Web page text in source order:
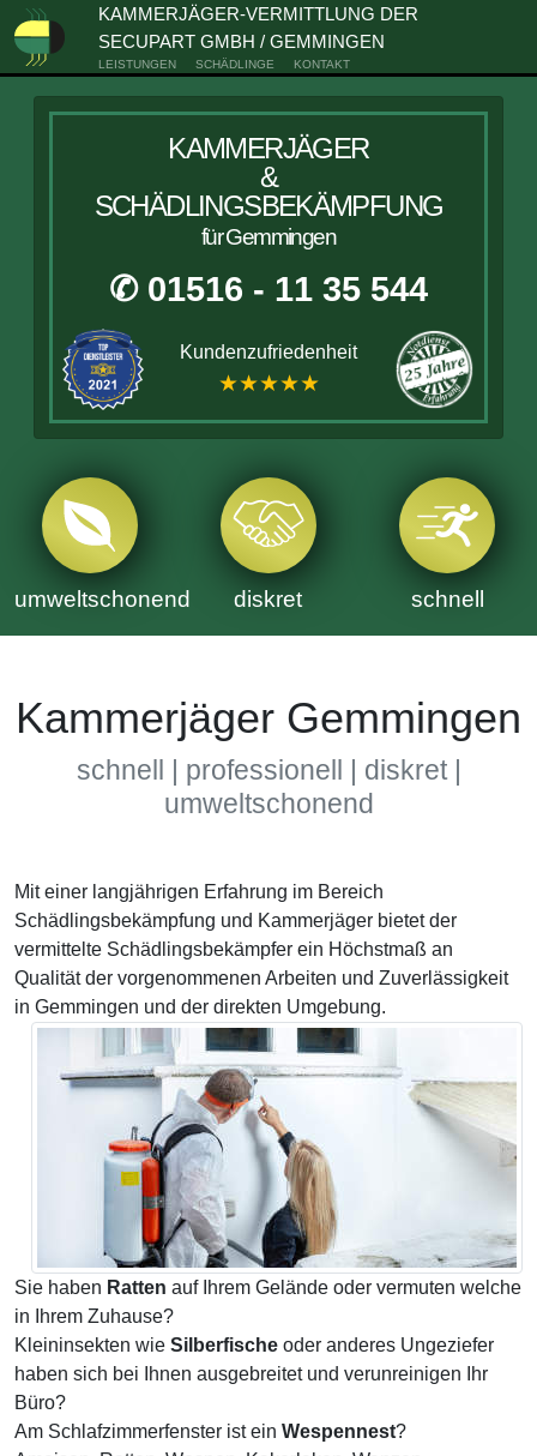
KAMMERJÄGER-VERMITTLUNG DER
SECUPART GMBH / GEMMINGEN
LEISTUNGEN SCHÄDLINGE KONTAKT
KAMMERJÄGER
&
SCHÄDLINGSBEKÄMPFUNG
für Gemmingen
✆ 01516 - 11 35 544
Kundenzufriedenheit
★★★★★
umweltschonend diskret schnell
Kammerjäger Gemmingen
schnell | professionell | diskret |
umweltschonend
Mit einer langjährigen Erfahrung im Bereich
Schädlingsbekämpfung und Kammerjäger bietet der
vermittelte Schädlingsbekämpfer ein Höchstmaß an
Qualität der vorgenommenen Arbeiten und Zuverlässigkeit
in Gemmingen und der direkten Umgebung.
Sie haben Ratten auf Ihrem Gelände oder vermuten welche
in Ihrem Zuhause?
Kleininsekten wie Silberfische oder anderes Ungeziefer
haben sich bei Ihnen ausgebreitet und verunreinigen Ihr
Büro?
Am Schlafzimmerfenster ist ein Wespennest?